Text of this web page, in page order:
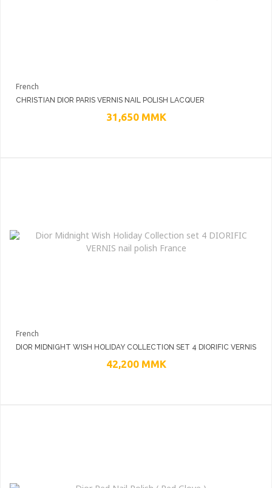
French
CHRISTIAN DIOR PARIS VERNIS NAIL POLISH LACQUER
31,650 MMK
French
DIOR MIDNIGHT WISH HOLIDAY COLLECTION SET 4 DIORIFIC VERNIS
42,200 MMK